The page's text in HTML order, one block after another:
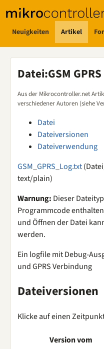
Neuigkeiten Artikel
Datei:GSM
Aus der Mikrocontroller.net
verschiedener Autoren (siehe
Datei
Dateiversionen
Dateiverwendung
GSM_GPRS_Log.txt
text/plain)
Warnung: Dieser
Programmcode
und Öffnen der Datei
werden.
Ein logfile mit Debug-
und GPRS Verbindung
Dateiversionen
Klicke auf einen
Version vom